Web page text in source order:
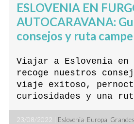
ESLOVENIA EN
AUTOCARAVANA:
consejos y ruta
Viajar a Eslovenia en
recoge nuestros
viaje exitoso,
curiosidades y una
23/08/2022 | Eslovenia Europa